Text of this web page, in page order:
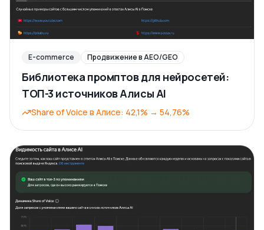
E-commerce Продвижение в AEO/GEO
Библиотека промптов для нейросетей:
ТОП-3 источников Алисы AI
Share of Voice в Алисе: 42,1% → 54,76%